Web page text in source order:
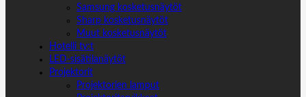
Samsung kosketusnäytöt
Sharp kosketusnäytöt
Muut kosketusnäytöt
Hotelli tv:t
LED-sisätilanäytöt
Projektorit
Projektorien lamput